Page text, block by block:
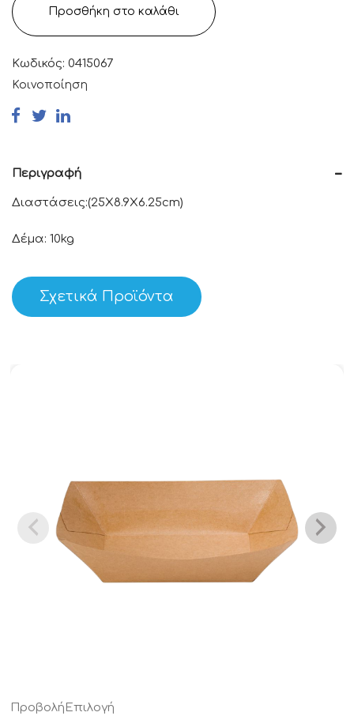
Προσθήκη στο καλάθι
Κωδικός: 0415067
Κοινοποίηση
Περιγραφή
Διαστάσεις:(25Χ8.9Χ6.25cm)
Δέμα: 10kg
Σχετικά Προϊόντα
ΠροβολήΕπιλογή